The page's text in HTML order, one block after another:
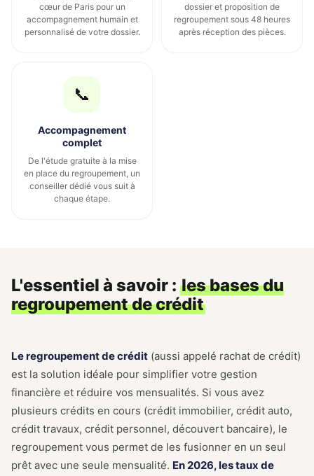
cœur de Paris pour un
accompagnement humain et
personnalisé de votre dossier.
dossier et proposition de
regroupement sous 48 heures
après réception des pièces.
📞
Accompagnement
complet
De l'étude gratuite à la mise
en place du regroupement, un
conseiller dédié vous suit à
chaque étape.
L'essentiel à savoir : les bases du
regroupement de crédit
Le regroupement de crédit (aussi appelé rachat de crédit)
est la solution idéale pour simplifier votre gestion
financière et réduire vos mensualités. Si vous avez
plusieurs crédits en cours (crédit immobilier, crédit auto,
crédit travaux, crédit personnel, découvert bancaire), le
regroupement vous permet de les fusionner en un seul
prêt avec une seule mensualité. En 2026, les taux de